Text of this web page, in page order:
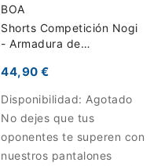
BOA
Shorts Competición Nogi
- Armadura de
44,90 €
Disponibilidad: Agotado
No dejes que tus
oponentes te superen con
nuestros pantalones